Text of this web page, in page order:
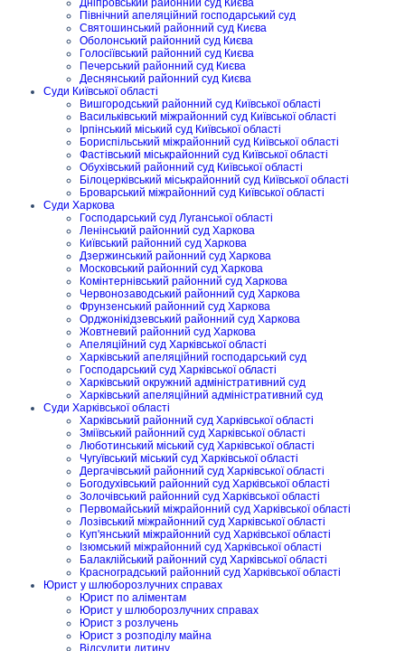
Дніпровський районний суд Києва
Північний апеляційний господарський суд
Святошинський районний суд Києва
Оболонський районний суд Києва
Голосіївський районний суд Києва
Печерський районний суд Києва
Деснянський районний суд Києва
Суди Київської області
Вишгородський районний суд Київської області
Васильківський міжрайонний суд Київської області
Ірпінський міський суд Київської області
Бориспільський міжрайонний суд Київської області
Фастівський міськрайонний суд Київської області
Обухівський районний суд Київської області
Білоцерківський міськрайонний суд Київської області
Броварський міжрайонний суд Київської області
Суди Харкова
Господарський суд Луганської області
Ленінський районний суд Харкова
Київський районний суд Харкова
Дзержинський районний суд Харкова
Московський районний суд Харкова
Комінтернівський районний суд Харкова
Червонозаводський районний суд Харкова
Фрунзенський районний суд Харкова
Орджонікідзевський районний суд Харкова
Жовтневий районний суд Харкова
Апеляційний суд Харківської області
Харківський апеляційний господарський суд
Господарський суд Харківської області
Харківський окружний адміністративний суд
Харківський апеляційний адміністративний суд
Суди Харківської області
Харківський районний суд Харківської області
Зміївський районний суд Харківської області
Люботинський міський суд Харківської області
Чугуївський міський суд Харківської області
Дергачівський районний суд Харківської області
Богодухівський районний суд Харківської області
Золочівський районний суд Харківської області
Первомайський міжрайонний суд Харківської області
Лозівський міжрайонний суд Харківської області
Куп'янський міжрайонний суд Харківської області
Ізюмський міжрайонний суд Харківської області
Балаклійський районний суд Харківської області
Красноградський районний суд Харківської області
Юрист у шлюборозлучних справах
Юрист по аліментам
Юрист у шлюборозлучних справах
Юрист з розлучень
Юрист з розподілу майна
Відсудити дитину